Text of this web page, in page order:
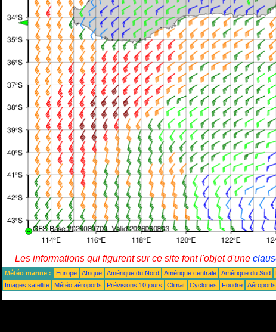
Les informations qui figurent sur ce site font l'objet d'une
Météo marine : Europe Afrique Amérique du Nord Amérique centrale Amérique du Sud
Images satellite
Météo aéroports Prévisions 10 jours Climat Cyclones Foudre Aéroports